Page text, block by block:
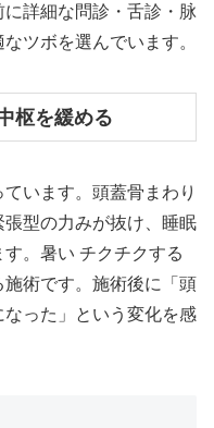
詳細な問診・舌診・脉
ツボを選んでいます。
枢を緩める
います。頭蓋骨まわり
型の力みが抜け、睡眠
。暑い チクチクする
術です。施術後に「頭
った」という変化を感